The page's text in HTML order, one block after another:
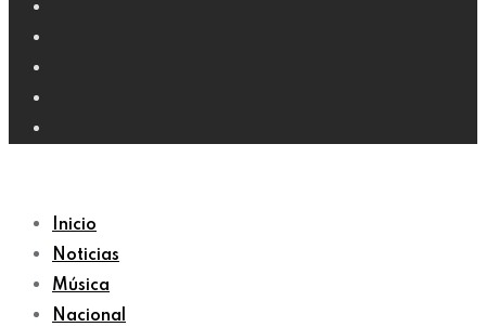
Inicio
Noticias
Música
Nacional